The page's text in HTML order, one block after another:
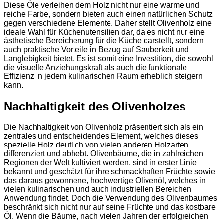
Diese Öle verleihen dem Holz nicht nur eine warme und
reiche Farbe, sondern bieten auch einen natürlichen Schutz
gegen verschiedene Elemente. Daher stellt Olivenholz eine
ideale Wahl für Küchenutensilien dar, da es nicht nur eine
ästhetische Bereicherung für die Küche darstellt, sondern
auch praktische Vorteile in Bezug auf Sauberkeit und
Langlebigkeit bietet. Es ist somit eine Investition, die sowohl
die visuelle Anziehungskraft als auch die funktionale
Effizienz in jedem kulinarischen Raum erheblich steigern
kann.
Nachhaltigkeit des Olivenholzes
Die Nachhaltigkeit von Olivenholz präsentiert sich als ein
zentrales und entscheidendes Element, welches dieses
spezielle Holz deutlich von vielen anderen Holzarten
differenziert und abhebt. Olivenbäume, die in zahlreichen
Regionen der Welt kultiviert werden, sind in erster Linie
bekannt und geschätzt für ihre schmackhaften Früchte sowie
das daraus gewonnene, hochwertige Olivenöl, welches in
vielen kulinarischen und auch industriellen Bereichen
Anwendung findet. Doch die Verwendung des Olivenbaumes
beschränkt sich nicht nur auf seine Früchte und das kostbare
Öl. Wenn die Bäume, nach vielen Jahren der erfolgreichen